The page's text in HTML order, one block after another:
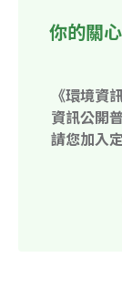
你的關
《環境資
資訊公開
請您加入